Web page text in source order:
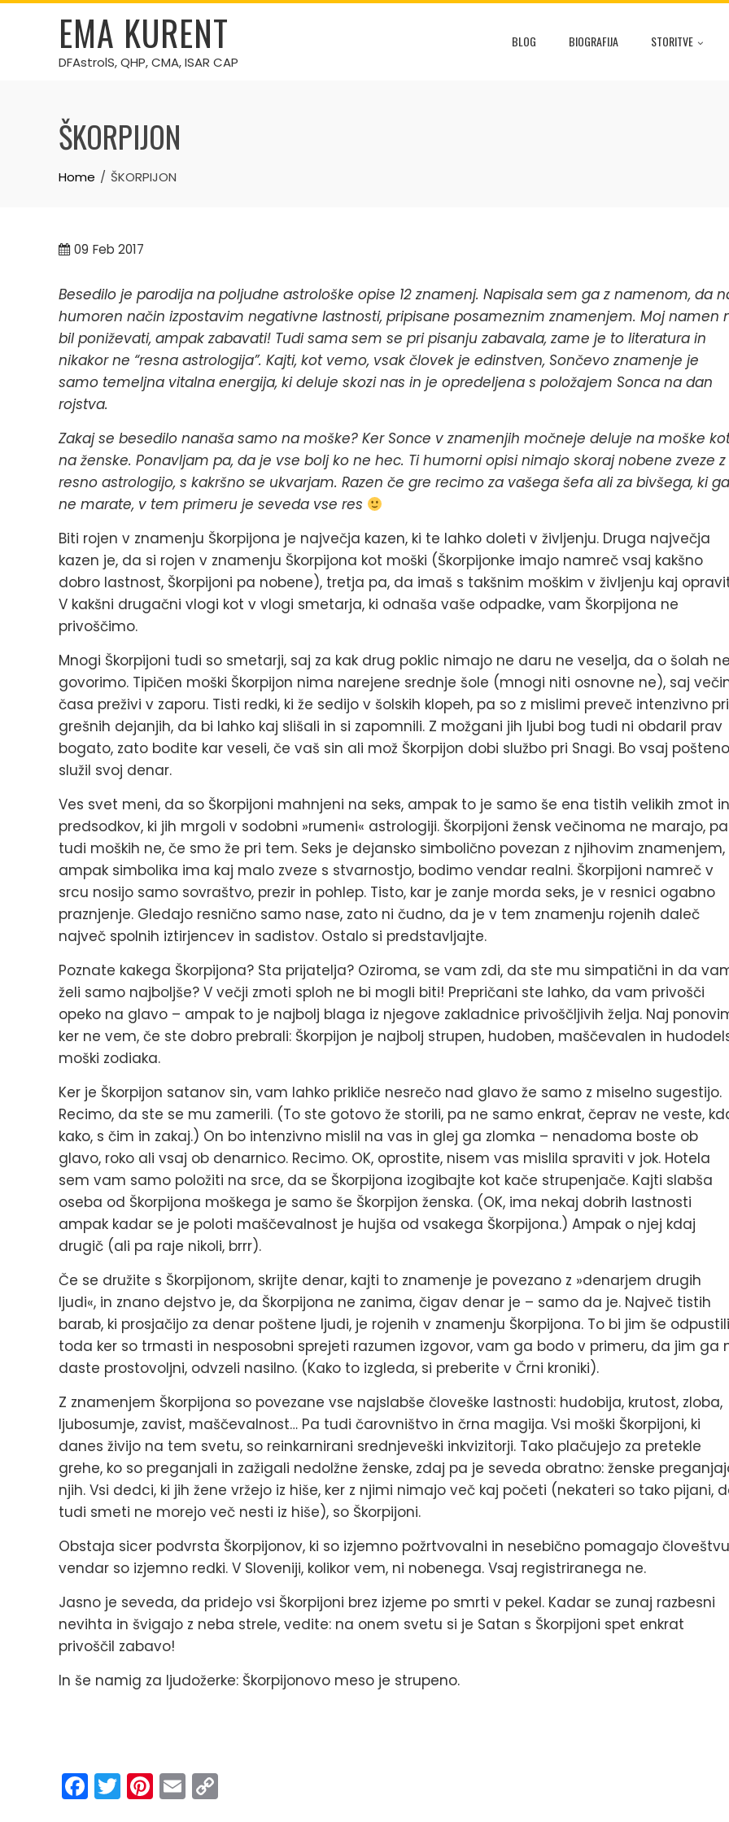
Skip
EMA KURENT
DFAstrolS, QHP, CMA, ISAR CAP
BLOG BIOGRAFIJA STORITVE
ŠKORPIJON
Home ŠKORPIJON
09 Feb 2017
Besedilo je parodija na poljudne astrološke opise 12 znamenj. Napisala sem ga z namenom, da
humoren način izpostavim negativne lastnosti, pripisane posameznim znamenjem. Moj namen
bil poniževati, ampak zabavati! Tudi sama sem se pri pisanju zabavala, zame je to literatura in
nikakor ne “resna astrologija”. Kajti, kot vemo, vsak človek je edinstven, Sončevo znamenje je
samo temeljna vitalna energija, ki deluje skozi nas in je opredeljena s položajem Sonca na dan
rojstva.
Zakaj se besedilo nanaša samo na moške? Ker Sonce v znamenjih močneje deluje na moške
na ženske. Ponavljam pa, da je vse bolj ko ne hec. Ti humorni opisi nimajo skoraj nobene zveze z
resno astrologijo, s kakršno se ukvarjam. Razen če gre recimo za vašega šefa ali za bivšega, ki ga
ne marate, v tem primeru je seveda vse res
Biti rojen v znamenju Škorpijona je največja kazen, ki te lahko doleti v življenju. Druga največja
kazen je, da si rojen v znamenju Škorpijona kot moški (Škorpijonke imajo namreč vsaj kakšno
dobro lastnost, Škorpijoni pa nobene), tretja pa, da imaš s takšnim moškim v življenju kaj
V kakšni drugačni vlogi kot v vlogi smetarja, ki odnaša vaše odpadke, vam Škorpijona ne
privoščimo.
Mnogi Škorpijoni tudi so smetarji, saj za kak drug poklic nimajo ne daru ne veselja, da o šolah ne
govorimo. Tipičen moški Škorpijon nima narejene srednje šole (mnogi niti osnovne ne), saj
časa preživi v zaporu. Tisti redki, ki že sedijo v šolskih klopeh, pa so z mislimi preveč intenzivno pri
grešnih dejanjih, da bi lahko kaj slišali in si zapomnili. Z možgani jih ljubi bog tudi ni obdaril prav
bogato, zato bodite kar veseli, če vaš sin ali mož Škorpijon dobi službo pri Snagi. Bo vsaj pošteno
služil svoj denar.
Ves svet meni, da so Škorpijoni mahnjeni na seks, ampak to je samo še ena tistih velikih zmot in
predsodkov, ki jih mrgoli v sodobni »rumeni« astrologiji. Škorpijoni žensk večinoma ne marajo, pa
tudi moških ne, če smo že pri tem. Seks je dejansko simbolično povezan z njihovim znamenjem,
ampak simbolika ima kaj malo zveze s stvarnostjo, bodimo vendar realni. Škorpijoni namreč v
srcu nosijo samo sovraštvo, prezir in pohlep. Tisto, kar je zanje morda seks, je v resnici ogabno
praznjenje. Gledajo resnično samo nase, zato ni čudno, da je v tem znamenju rojenih daleč
največ spolnih iztirjencev in sadistov. Ostalo si predstavljajte.
Poznate kakega Škorpijona? Sta prijatelja? Oziroma, se vam zdi, da ste mu simpatični in da
želi samo najboljše? V večji zmoti sploh ne bi mogli biti! Prepričani ste lahko, da vam privošči
opeko na glavo – ampak to je najbolj blaga iz njegove zakladnice privoščljivih želja. Naj
ker ne vem, če ste dobro prebrali: Škorpijon je najbolj strupen, hudoben, maščevalen in
moški zodiaka.
Ker je Škorpijon satanov sin, vam lahko prikliče nesrečo nad glavo že samo z miselno sugestijo.
Recimo, da ste se mu zamerili. (To ste gotovo že storili, pa ne samo enkrat, čeprav ne veste,
kako, s čim in zakaj.) On bo intenzivno mislil na vas in glej ga zlomka – nenadoma boste ob
glavo, roko ali vsaj ob denarnico. Recimo. OK, oprostite, nisem vas mislila spraviti v jok. Hotela
sem vam samo položiti na srce, da se Škorpijona izogibajte kot kače strupenjače. Kajti slabša
oseba od Škorpijona moškega je samo še Škorpijon ženska. (OK, ima nekaj dobrih lastnosti
ampak kadar se je poloti maščevalnost je hujša od vsakega Škorpijona.) Ampak o njej kdaj
drugič (ali pa raje nikoli, brrr).
Če se družite s Škorpijonom, skrijte denar, kajti to znamenje je povezano z »denarjem drugih
ljudi«, in znano dejstvo je, da Škorpijona ne zanima, čigav denar je – samo da je. Največ tistih
barab, ki prosjačijo za denar poštene ljudi, je rojenih v znamenju Škorpijona. To bi jim še
toda ker so trmasti in nesposobni sprejeti razumen izgovor, vam ga bodo v primeru, da jim ga
daste prostovoljni, odvzeli nasilno. (Kako to izgleda, si preberite v Črni kroniki).
Z znamenjem Škorpijona so povezane vse najslabše človeške lastnosti: hudobija, krutost, zloba,
ljubosumje, zavist, maščevalnost… Pa tudi čarovništvo in črna magija. Vsi moški Škorpijoni, ki
danes živijo na tem svetu, so reinkarnirani srednjeveški inkvizitorji. Tako plačujejo za pretekle
grehe, ko so preganjali in zažigali nedolžne ženske, zdaj pa je seveda obratno: ženske
njih. Vsi dedci, ki jih žene vržejo iz hiše, ker z njimi nimajo več kaj početi (nekateri so tako pijani,
tudi smeti ne morejo več nesti iz hiše), so Škorpijoni.
Obstaja sicer podvrsta Škorpijonov, ki so izjemno požrtvovalni in nesebično pomagajo
vendar so izjemno redki. V Sloveniji, kolikor vem, ni nobenega. Vsaj registriranega ne.
Jasno je seveda, da pridejo vsi Škorpijoni brez izjeme po smrti v pekel. Kadar se zunaj razbesni
nevihta in švigajo z neba strele, vedite: na onem svetu si je Satan s Škorpijoni spet enkrat
privoščil zabavo!
In še namig za ljudožerke: Škorpijonovo meso je strupeno.
Facebook
Twitter
Pinterest
Email